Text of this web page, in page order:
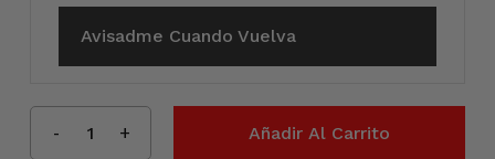
Avisadme Cuando Vuelva
Añadir Al Carrito